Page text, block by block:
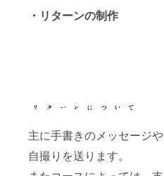
・リターンの制作
主に手書きのメッセージや
自撮りを送ります。